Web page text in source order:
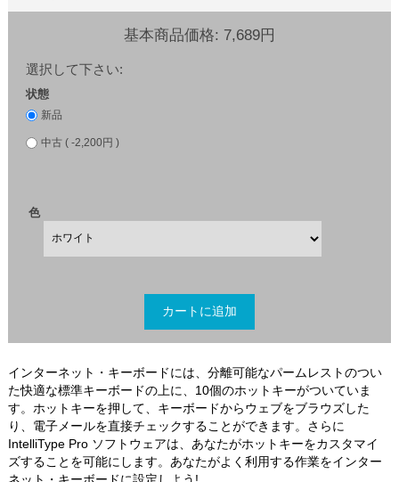
基本商品価格: 7,689円
選択して下さい:
状態
新品
中古 ( -2,200円 )
色
インターネット・キーボードには、分離可能なパームレストのつい
た快適な標準キーボードの上に、10個のホットキーがついていま
す。ホットキーを押して、キーボードからウェブをブラウズした
り、電子メールを直接チェックすることができます。さらに
IntelliType Pro ソフトウェアは、あなたがホットキーをカスタマイ
ズすることを可能にします。あなたがよく利用する作業をインター